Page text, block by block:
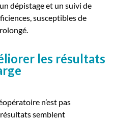
dépistage et un suivi de
susceptibles de
les résultats
n’est pas
semblent